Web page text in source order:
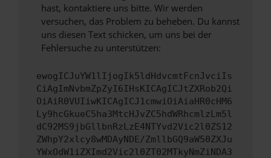
hast, kontaktiere uns bitte. Wir werden
versuchen, das Problem zu beheben. Du kannst
uns diesen Text schicken, um uns bei der
Fehlersuche zu unterstützen:
ewogICJuYW1lIjogIk5ldHdvcmtFcnJvciIs
CiAgImNvbmZpZyI6IHsKICAgICJtZXRob2Qi
OiAiR0VUIiwKICAgICJ1cmwiOiAiaHR0cHM6
Ly9hcGkueC5ha3MtcHJvZC5hdWRhcmlzLm5l
dC92MS9jbGllbnRzLzE4NTYvd2Vic2l0ZS12
ZWhpY2xlcy8wMDAyNDE/ZmllbGQ9aW50ZXJu
YWxOdW1iZXImd2Vic2l0ZT02MTkyNmZiNDA3